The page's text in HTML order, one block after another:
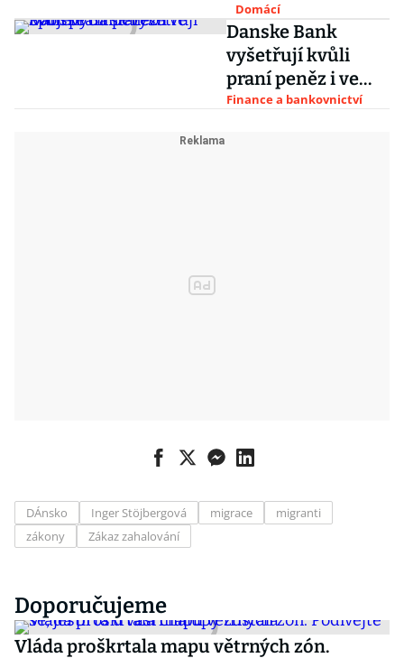
polepšila o čtyři
místa
Domácí
Danske Bank
vyšetřují kvůli
praní peněz i ve
Spojených státech
Finance a bankovnictví
DÁnsko Inger Stöjbergová migrace
migranti
zákony
Zákaz zahalování
Doporučujeme
Vláda proškrtala mapu větrných zón.